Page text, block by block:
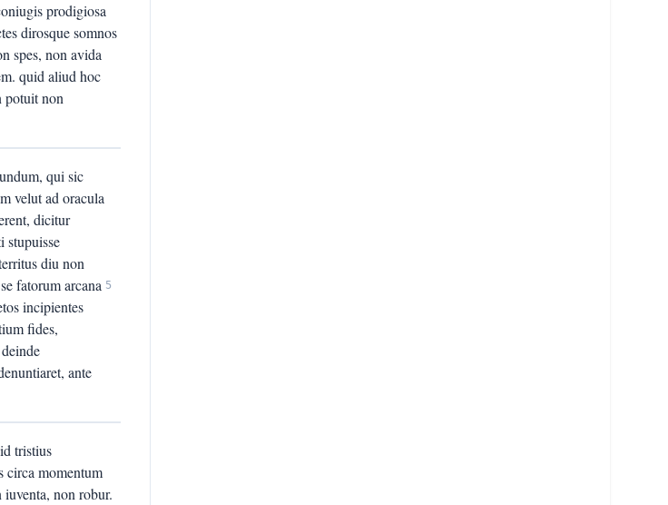
prodigiosa
dirosque somnos
spes, non avida
quid aliud hoc
potuit non
qui sic
velut ad oracula
dicitur
stupuisse
diu non
fatorum arcana
incipientes
fides,
ante
5
tristius
circa momentum
non robur.